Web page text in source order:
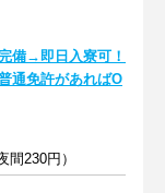
備→即日入寮可！
通免許があればO
230円）